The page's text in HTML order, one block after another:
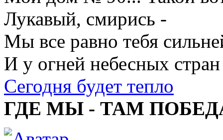
Лукавый, смирись -
Мы все равно тебя
И у огней небесных стран
Сегодня будет тепло
ГДЕ МЫ - ТАМ